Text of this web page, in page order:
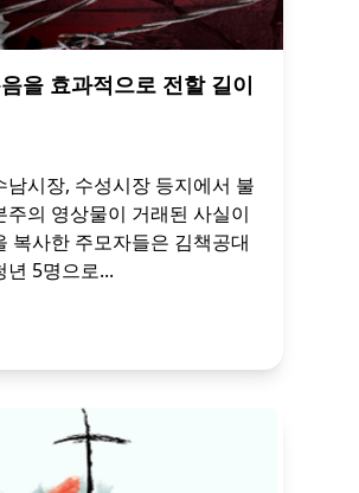
을 효과적으로 전할 길이
남시장, 수성시장 등지에서 불
주의 영상물이 거래된 사실이
복사한 주모자들은 김책공대
년 5명으로...